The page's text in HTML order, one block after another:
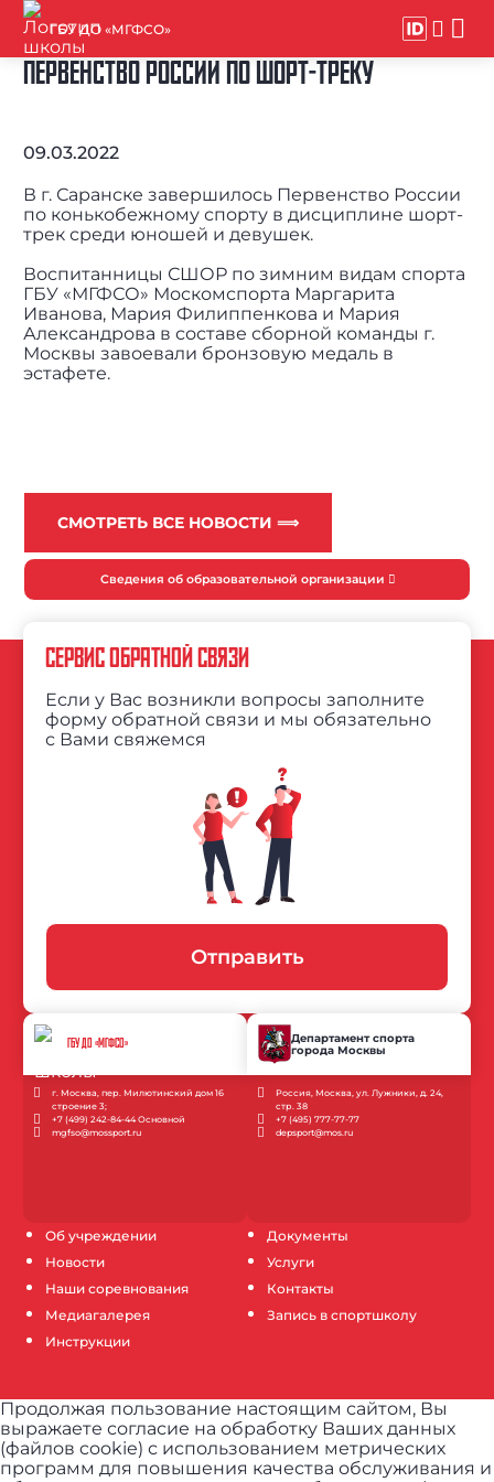
ГБУ ДО «МГФСО»
ПЕРВЕНСТВО РОССИИ ПО ШОРТ-ТРЕКУ
09.03.2022
В г. Саранске завершилось Первенство России
по конькобежному спорту в дисциплине шорт-
трек среди юношей и девушек.
Воспитанницы СШОР по зимним видам спорта
ГБУ «МГФСО» Москомспорта Маргарита
Иванова, Мария Филиппенкова и Мария
Александрова в составе сборной команды г.
Москвы завоевали бронзовую медаль в
эстафете.
СМОТРЕТЬ ВСЕ НОВОСТИ ⟹
Сведения об образовательной организации
Об учреждении
Новости
Наши соревнования
Медиагалерея
Инструкции
Документы
Услуги
Контакты
Запись в спортшколу
СЕРВИС ОБРАТНОЙ СВЯЗИ
Если у Вас возникли вопросы заполните
форму обратной связи и мы обязательно
с Вами свяжемся
Отправить
ГБУ ДО «МГФСО»
г. Москва, пер. Милютинский дом 16
строение 3;
+7 (499) 242-84-44 Основной
mgfso@mossport.ru
Департамент спорта
города Москвы
Россия, Москва, ул. Лужники, д. 24,
стр. 38
+7 (495) 777-77-77
depsport@mos.ru
Продолжая пользование настоящим сайтом, Вы
выражаете согласие на обработку Ваших данных
(файлов cookie) с использованием метрических
программ для повышения качества обслуживания и